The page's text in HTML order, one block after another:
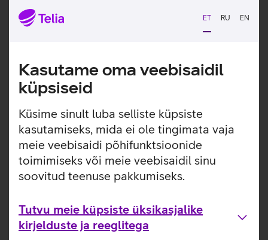
ET RU EN
Kasutame oma veebisaidil
küpsiseid
Küsime sinult luba selliste küpsiste
kasutamiseks, mida ei ole tingimata vaja
meie veebisaidi põhifunktsioonide
toimimiseks või meie veebisaidil sinu
soovitud teenuse pakkumiseks.
Tutvu meie küpsiste üksikasjalike
kirjelduste ja reeglitega
Kes saavad Telia MultiSIMi teenust
tellida?
Kuidas MultiSIM teenust
lõpetada?
Milliste telefonidega saan Telia
MultiSIMi teenust kasutada?
Kas ma saan oma nutikellaga
maksta?